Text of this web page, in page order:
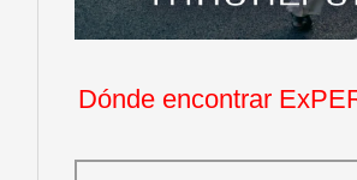
Dónde encontrar